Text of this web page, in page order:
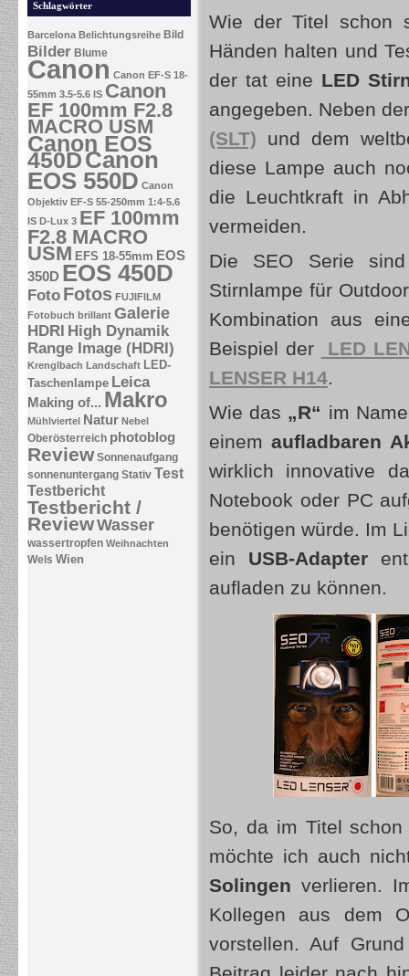
Schlagwörter
Barcelona Belichtungsreihe Bild
Bilder Blume
Canon Canon EF-S 18-
55mm 3.5-5.6 IS Canon
EF 100mm F2.8
MACRO USM
Canon EOS
450DCanon
EOS 550D Canon
Objektiv EF-S 55-250mm 1:4-5.6
IS D-Lux 3 EF 100mm
F2.8 MACRO
USM EFS 18-55mm EOS
350D EOS 450D
Foto Fotos FUJIFILM
Fotobuch brillant Galerie
HDRI High Dynamik
Range Image (HDRI)
Krenglbach Landschaft LED-
Taschenlampe Leica
Making of... Makro
Mühlviertel Natur Nebel
Oberösterreich photoblog
Review Sonnenaufgang
sonnenuntergang Stativ Test
Testbericht
Testbericht /
ReviewWasser
wassertropfen Weihnachten
Wels Wien
Wie der Titel
Händen halten und
der tat eine LED
angegeben. Neben
(SLT) und dem
diese Lampe auch
die Leuchtkraft in
vermeiden.
Die SEO Serie
Stirnlampe für
Kombination aus
Beispiel der
LED
LENSER H14.
Wie das „R“ im
einemaufladbaren
wirklich innovative
Notebook oder PC
benötigen würde. Im
ein USB-Adapter
aufladen zu können.
So, da im Titel
möchte ich auch
Solingen verlieren.
Kollegen aus dem
vorstellen. Auf